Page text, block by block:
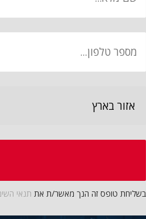
בשליחת טופס זה הנך מאשר/ת את תנאי